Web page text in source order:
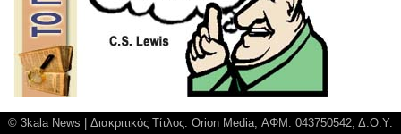
© 3kala News | Διακριτικός Τίτλος: Orion Media, ΑΦΜ: 043750542, Δ.Ο.Υ: